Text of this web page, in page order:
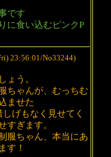
です
に食い込むピンクP
23:56:01/No33244)
ょう。
ちゃんが、むっちむ
ませた
げもなく見せてく
すぎます。
服ちゃん、本当にあ
す！